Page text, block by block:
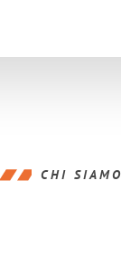
CHI SIAMO